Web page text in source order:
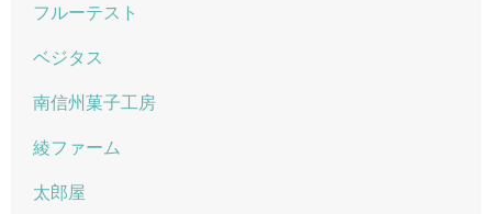
フルーテスト
ベジタス
南信州菓子工房
綾ファーム
太郎屋